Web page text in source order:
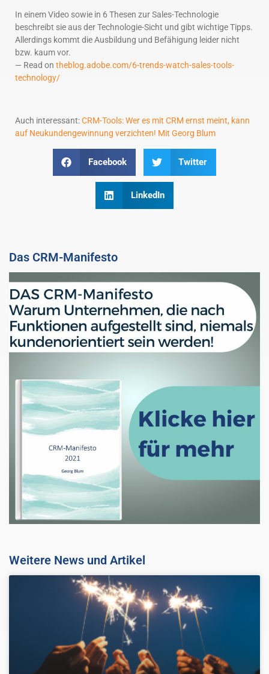
In einem Video sowie in 6 Thesen zur Sales-Technologie
beschreibt sie aus der Technologie-Sicht und gibt wichtige Tipps.
Allerdings kommt die Ausbildung und Befähigung leider nicht
bzw. kaum vor.
— Read on theblog.adobe.com/6-trends-watch-sales-tools-
technology/
Auch interessant:CRM-Tools: Wer es mit CRM ernst meint, kann
auf Neukundengewinnung verzichten! Mit Georg Blum
Facebook Twitter
LinkedIn
Das CRM-Manifesto
Weitere News und Artikel